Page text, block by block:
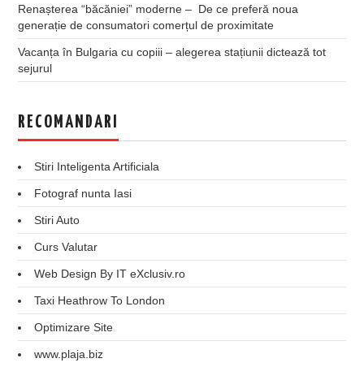
Renașterea “băcăniei” moderne – De ce preferă noua
generație de consumatori comerțul de proximitate
Vacanța în Bulgaria cu copiii – alegerea stațiunii dictează tot
sejurul
RECOMANDARI
Stiri Inteligenta Artificiala
Fotograf nunta Iasi
Stiri Auto
Curs Valutar
Web Design By IT eXclusiv.ro
Taxi Heathrow To London
Optimizare Site
www.plaja.biz